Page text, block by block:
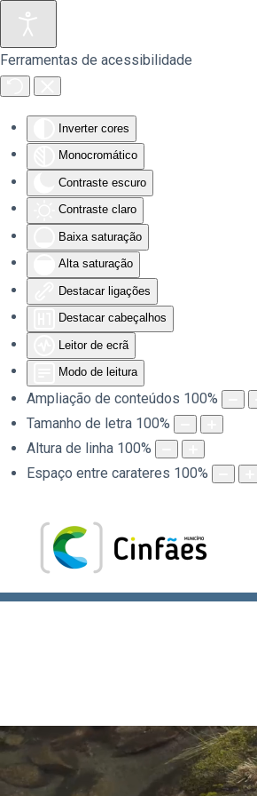
Ferramentas de acessibilidade
Inverter cores
Monocromático
Contraste escuro
Contraste claro
Baixa saturação
Alta saturação
Destacar ligações
Destacar cabeçalhos
Leitor de ecrã
Modo de leitura
Ampliação de conteúdos 100%
Tamanho de letra 100%
Altura de linha 100%
Espaço entre carateres 100%
Saltar para o conteúdo principal
.